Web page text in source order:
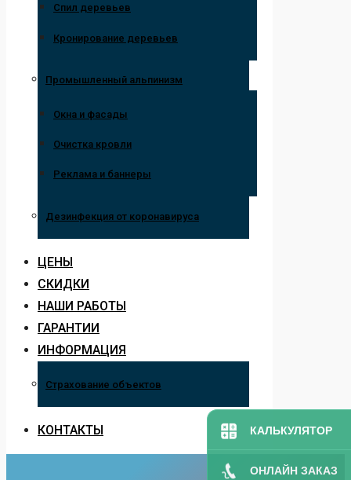
КАЛЬКУЛЯТОР
ОНЛАЙН ЗАКАЗ
Спил деревьев
Кронирование деревьев
Промышленный альпинизм
Окна и фасады
Очистка кровли
Реклама и баннеры
Дезинфекция от коронавируса
ЦЕНЫ
СКИДКИ
НАШИ РАБОТЫ
ГАРАНТИИ
ИНФОРМАЦИЯ
Страхование объектов
КОНТАКТЫ